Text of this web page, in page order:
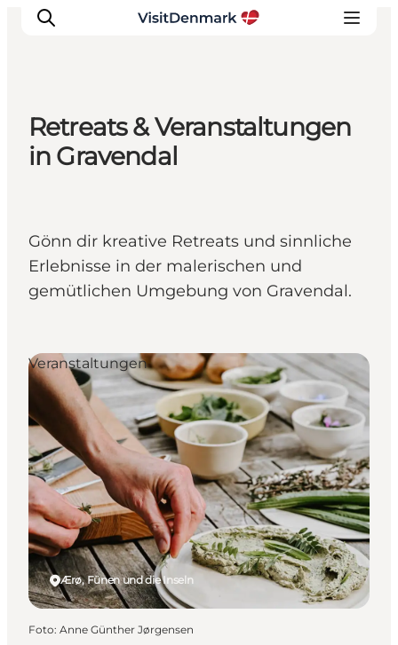
Inspiration
Reiseplanung
Retreats & Veranstaltungen
in Gravendal
Gönn dir kreative Retreats und sinnliche
Erlebnisse in der malerischen und
gemütlichen Umgebung von Gravendal.
Ærø, Fünen und die Inseln
Veranstaltungen
Foto: Anne Günther Jørgensen